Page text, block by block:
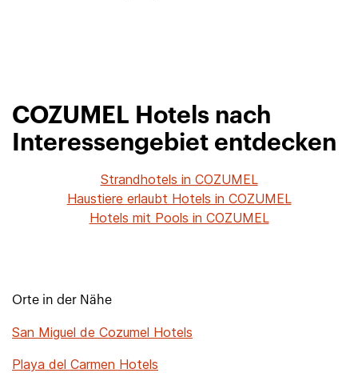
COZUMEL Hotels nach
Interessengebiet entdecken
Strandhotels in COZUMEL
Haustiere erlaubt Hotels in COZUMEL
Hotels mit Pools in COZUMEL
Orte in der Nähe
San Miguel de Cozumel Hotels
Playa del Carmen Hotels